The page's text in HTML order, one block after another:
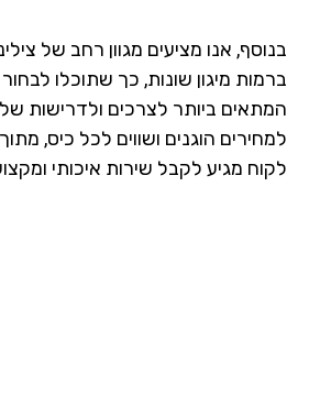
אנו מציעים מגוון רחב של
מיגון שונות, כך שתוכלו לבחור את
ביותר לצרכים ולדרישות שלכם.
הוגנים ושווים לכל כיס, מתוך
מגיע לקבל שירות איכותי ומקצועי